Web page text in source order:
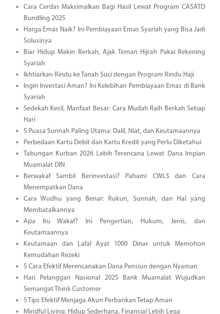
Cara Cerdas Maksimalkan Bagi Hasil Lewat Program CASATD
Bundling 2025
Harga Emas Naik? Ini Pembiayaan Emas Syariah yang Bisa Jadi
Solusinya
Biar Hidup Makin Berkah, Ajak Teman Hijrah Pakai Rekening
Syariah
Ikhtiarkan Rindu ke Tanah Suci dengan Program Rindu Haji
Ingin Investasi Aman? Ini Kelebihan Pembiayaan Emas di Bank
Syariah
Sedekah Kecil, Manfaat Besar: Cara Mudah Raih Berkah Setiap
Hari
5 Puasa Sunnah Paling Utama: Dalil, Niat, dan Keutamaannya
Perbedaan Kartu Debit dan Kartu Kredit yang Perlu Diketahui
Tabungan Kurban 2026 Lebih Terencana Lewat Dana Impian
Muamalat DIN
Berwakaf Sambil Berinvestasi? Pahami CWLS dan Cara
Menempatkan Dana
Cara Wudhu yang Benar: Rukun, Sunnah, dan Hal yang
Membatalkannya
Apa Itu Wakaf? Ini Pengertian, Hukum, Jenis, dan
Keutamaannya
Keutamaan dan Lafal Ayat 1000 Dinar untuk Memohon
Kemudahan Rezeki
5 Cara Efektif Merencanakan Dana Pensiun dengan Nyaman
Hari Pelanggan Nasional 2025 Bank Muamalat Wujudkan
Semangat Think Customer
5 Tips Efektif Menjaga Akun Perbankan Tetap Aman
Mindful Living: Hidup Sederhana, Finansial Lebih Lega